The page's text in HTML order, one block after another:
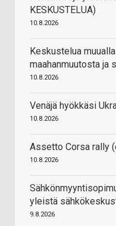
KESKUSTELUA)
10.8.2026
Keskustelua
maahanmuutosta ja
10.8.2026
Venäjä hyökkäsi
10.8.2026
Assetto Corsa rally
10.8.2026
yleistä
9.8.2026